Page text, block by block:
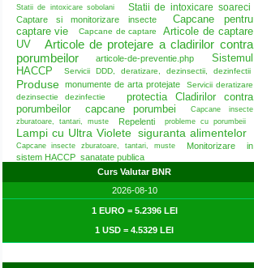
Statii de intoxicare sobolani Statii de intoxicare soareci
Captare si monitorizare insecte
Capcane pentru
captare vie
Capcane de captare
Articole de captare
UV
Articole de protejare a cladirilor contra
porumbeilor
articole-de-preventie.php
Sistemul
HACCP
Servicii DDD, deratizare, dezinsectii, dezinfectii
Produse monumente de arta protejate
Servicii deratizare
dezinsectie dezinfectie
protectia Cladirilor contra
porumbeilor
capcane porumbei
Capcane insecte
zburatoare, tantari, muste
Repelenti probleme cu porumbeii
Lampi cu Ultra Violete siguranta alimentelor
Capcane insecte zburatoare, tantari, muste
Monitorizare in
sistem HACCP sanatate publica
Curs Valutar BNR
2026-08-10
1 EURO = 5.2396 LEI
1 USD = 4.5329 LEI